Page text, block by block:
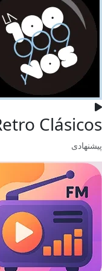
Clásicos
پیشنهادی